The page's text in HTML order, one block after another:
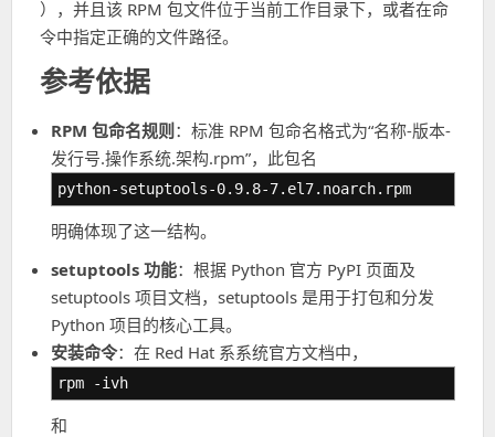
），并且该 RPM 包文件位于当前工作目录下，或者在命
令中指定正确的文件路径。
参考依据
RPM 包命名规则 ：标准 RPM 包命名格式为“名称-版本-
发行号.操作系统.架构.rpm”，此包名
python-setuptools-0.9.8-7.el7.noarch.rpm
明确体现了这一结构。
setuptools 功能：根据 Python 官方 PyPI 页面及
setuptools 项目文档，setuptools 是用于打包和分发
Python 项目的核心工具。
安装命令：在 Red Hat 系系统官方文档中，
rpm -ivh
和